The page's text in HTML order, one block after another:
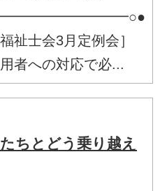
祉士会3月定例会］
者への対応で必...
ちとどう乗り越え